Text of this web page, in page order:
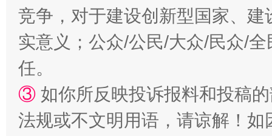
竞争，对于建设创新型国家、
实意义；公众/公民/大众/民众/
任。
③ 如你所反映投诉报料和投稿
法规或不文明用语，请谅解！